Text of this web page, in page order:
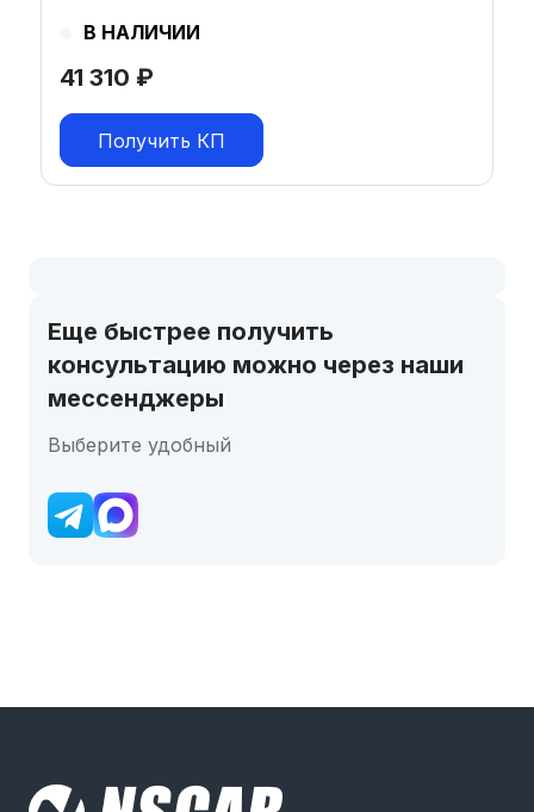
41 310 ₽
В НАЛИЧИИ
Получить КП
Еще быстрее получить
консультацию можно через наши
мессенджеры
Выберите удобный